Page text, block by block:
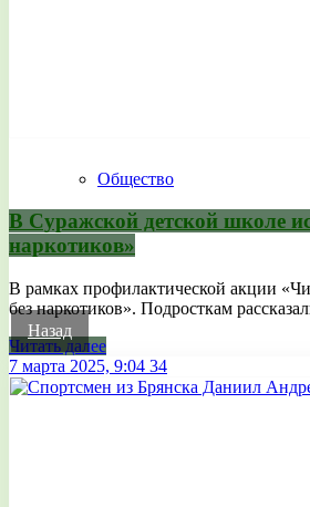
Общество
В Суражской детской школе
наркотиков»
В рамках профилактической акции
без наркотиков». Подросткам
Читать далее
7 марта 2025, 9:04 34
Назад